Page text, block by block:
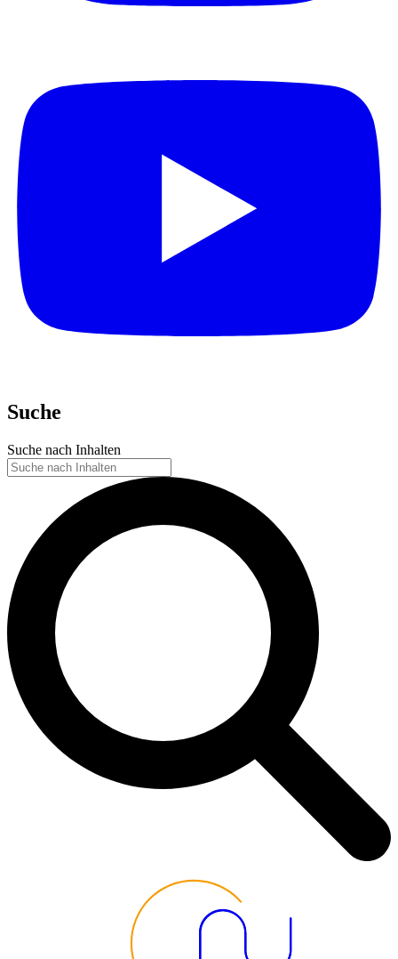
Suche
Suche nach Inhalten